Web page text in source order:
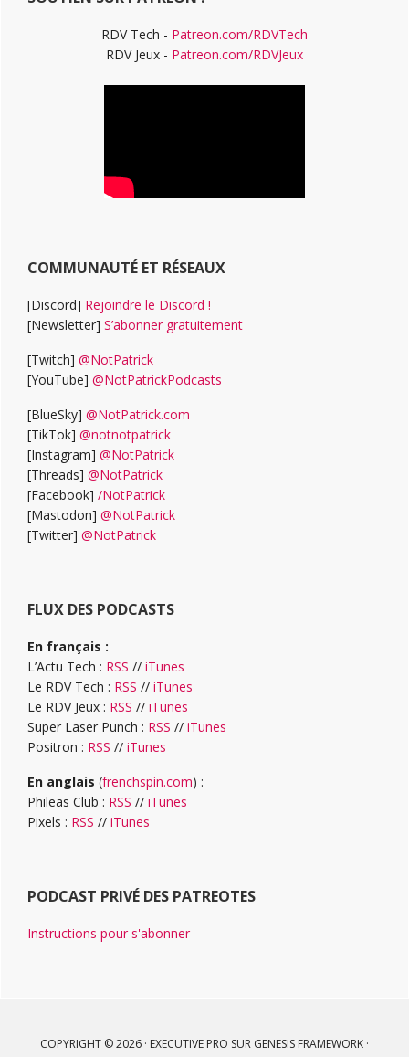
RDV Tech - Patreon.com/RDVTech
RDV Jeux - Patreon.com/RDVJeux
COMMUNAUTÉ ET RÉSEAUX
[Discord] Rejoindre le Discord !
[Newsletter] S’abonner gratuitement
[Twitch] @NotPatrick
[YouTube] @NotPatrickPodcasts
[BlueSky] @NotPatrick.com
[TikTok] @notnotpatrick
[Instagram] @NotPatrick
[Threads] @NotPatrick
[Facebook] /NotPatrick
[Mastodon] @NotPatrick
[Twitter] @NotPatrick
FLUX DES PODCASTS
En français :
L’Actu Tech : RSS // iTunes
Le RDV Tech : RSS // iTunes
Le RDV Jeux : RSS // iTunes
Super Laser Punch : RSS // iTunes
Positron : RSS // iTunes
En anglais (frenchspin.com) :
Phileas Club : RSS // iTunes
Pixels : RSS // iTunes
PODCAST PRIVÉ DES PATREOTES
Instructions pour s'abonner
COPYRIGHT © 2026 · EXECUTIVE PRO SUR GENESIS FRAMEWORK ·